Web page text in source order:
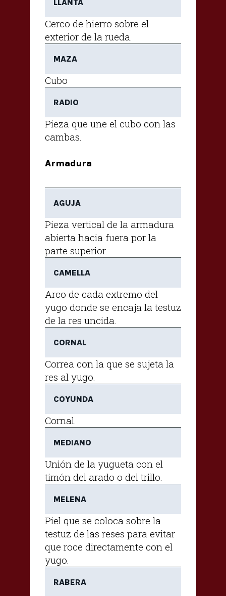
LLANTA
Cerco de hierro sobre el
exterior de la rueda.
MAZA
Cubo
RADIO
Pieza que une el cubo con las
cambas.
Armadura
AGUJA
Pieza vertical de la armadura
abierta hacia fuera por la
parte superior.
CAMELLA
Arco de cada extremo del
yugo donde se encaja la testuz
de la res uncida.
CORNAL
Correa con la que se sujeta la
res al yugo.
COYUNDA
Cornal.
MEDIANO
Unión de la yugueta con el
timón del arado o del trillo.
MELENA
Piel que se coloca sobre la
testuz de las reses para evitar
que roce directamente con el
yugo.
RABERA